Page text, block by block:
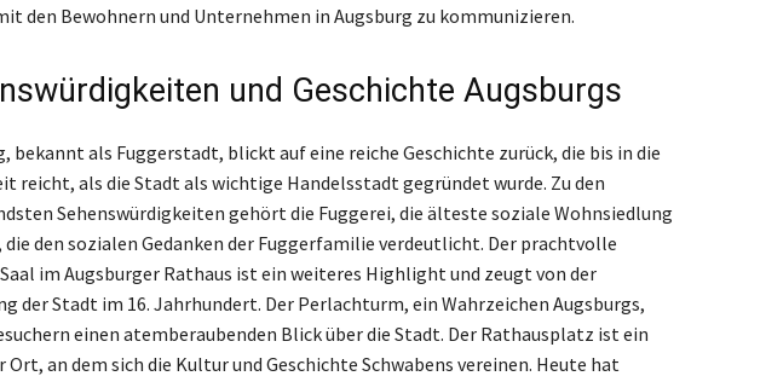
den Bewohnern und Unternehmen in Augsburg zu kommunizieren.
und Geschichte Augsburgs
bekannt als Fuggerstadt, blickt auf eine reiche Geschichte zurück, die bis in die
reicht, als die Stadt als wichtige Handelsstadt gegründet wurde. Zu den
Sehenswürdigkeiten gehört die Fuggerei, die älteste soziale Wohnsiedlung
die den sozialen Gedanken der Fuggerfamilie verdeutlicht. Der prachtvolle
im Augsburger Rathaus ist ein weiteres Highlight und zeugt von der
der Stadt im 16. Jahrhundert. Der Perlachturm, ein Wahrzeichen Augsburgs,
einen atemberaubenden Blick über die Stadt. Der Rathausplatz ist ein
an dem sich die Kultur und Geschichte Schwabens vereinen. Heute hat